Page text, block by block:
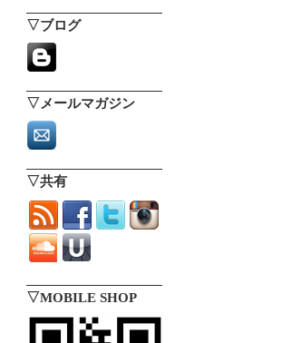
▽ブログ
▽メールマガジン
▽共有
▽MOBILE SHOP